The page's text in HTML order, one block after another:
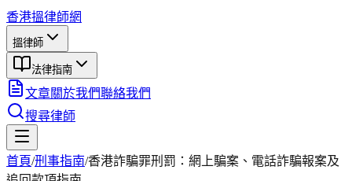
香港搵律師網
搵律師
法律指南
文章關於我們聯絡我們
搜尋律師
首頁/刑事指南/香港詐騙罪刑罰：網上騙案、電話詐騙報案及